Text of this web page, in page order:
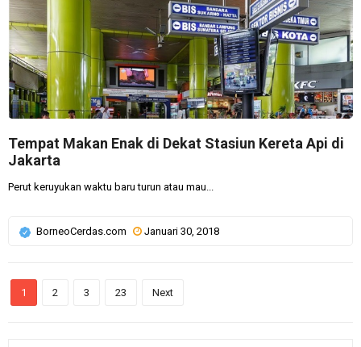
Tempat Makan Enak di Dekat Stasiun Kereta Api di
Jakarta
Perut keruyukan waktu baru turun atau mau...
BorneoCerdas.com Januari 30, 2018
1 2 3 23 Next